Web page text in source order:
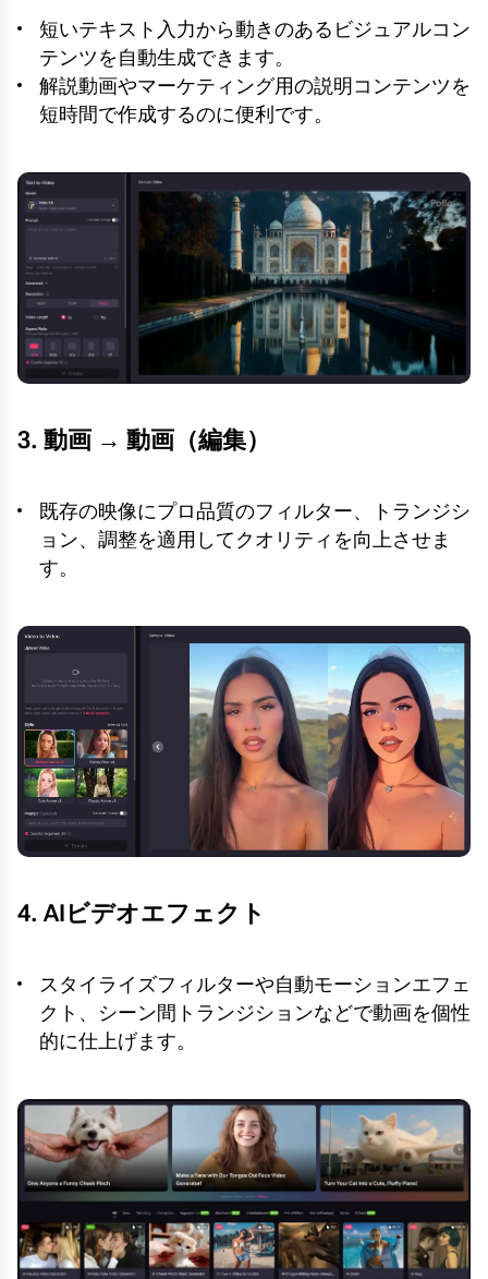
短いテキスト入力から動きのあるビジュアルコン
テンツを自動生成できます。
解説動画やマーケティング用の説明コンテンツを
短時間で作成するのに便利です。
3. 動画 → 動画（編集）
既存の映像にプロ品質のフィルター、トランジシ
ョン、調整を適用してクオリティを向上させま
す。
4. AIビデオエフェクト
スタイライズフィルターや自動モーションエフェ
クト、シーン間トランジションなどで動画を個性
的に仕上げます。